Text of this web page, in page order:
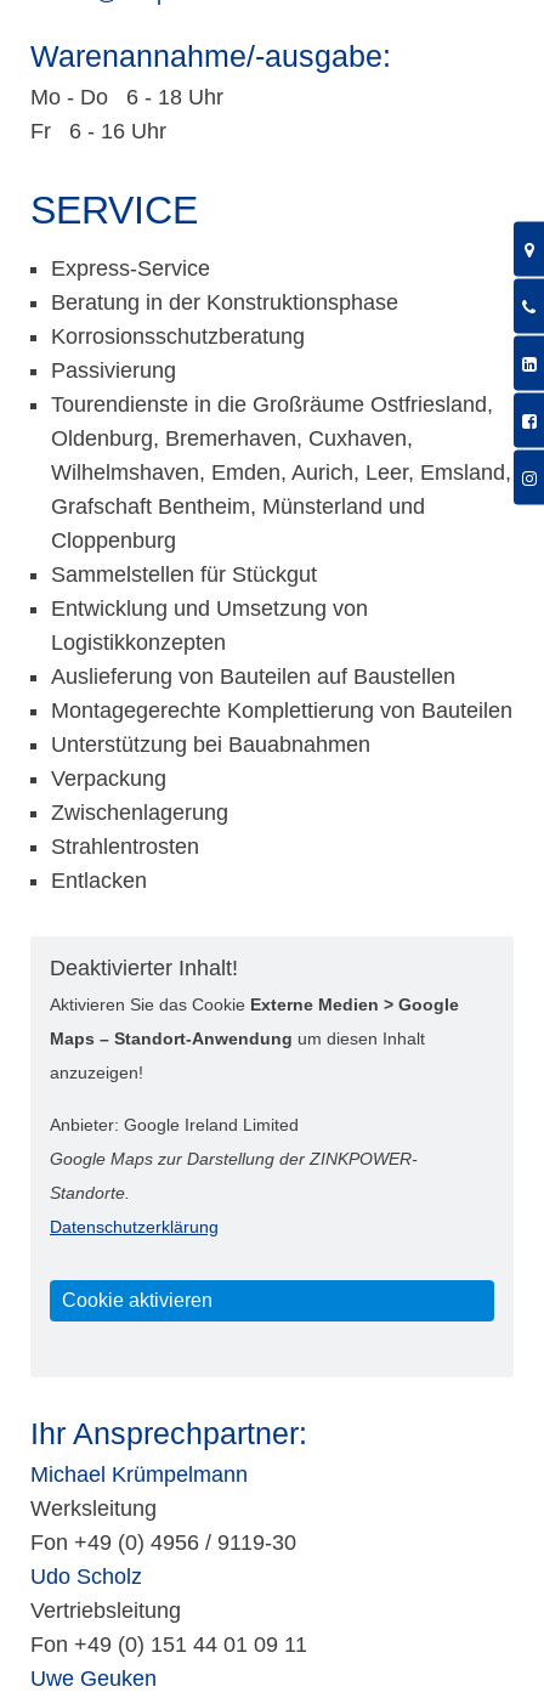
Warenannahme/-ausgabe:
Mo - Do 6 - 18 Uhr
Fr 6 - 16 Uhr
SERVICE
Express-Service
Beratung in der Konstruktionsphase
Korrosionsschutzberatung
Passivierung
Tourendienste in die Großräume Ostfriesland,
Oldenburg, Bremerhaven, Cuxhaven,
Wilhelmshaven, Emden, Aurich, Leer, Emsland,
Grafschaft Bentheim, Münsterland und
Cloppenburg
Sammelstellen für Stückgut
Entwicklung und Umsetzung von
Logistikkonzepten
Auslieferung von Bauteilen auf Baustellen
Montagegerechte Komplettierung von Bauteilen
Unterstützung bei Bauabnahmen
Verpackung
Zwischenlagerung
Strahlentrosten
Entlacken
Deaktivierter Inhalt!
Aktivieren Sie das Cookie Externe Medien > Google
Maps – Standort-Anwendung um diesen Inhalt
anzuzeigen!
Anbieter: Google Ireland Limited
Google Maps zur Darstellung der ZINKPOWER-
Standorte.
Datenschutzerklärung
Cookie aktivieren
Ihr Ansprechpartner:
Michael Krümpelmann
Werksleitung
Fon +49 (0) 4956 / 9119-30
Udo Scholz
Vertriebsleitung
Fon +49 (0) 151 44 01 09 11
Uwe Geuken